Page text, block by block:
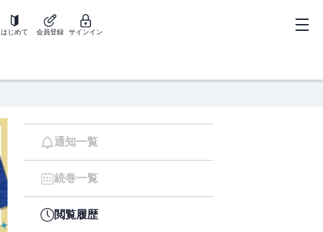
はじめて 会員登録 サインイン
通知一覧
続巻一覧
閲覧履歴